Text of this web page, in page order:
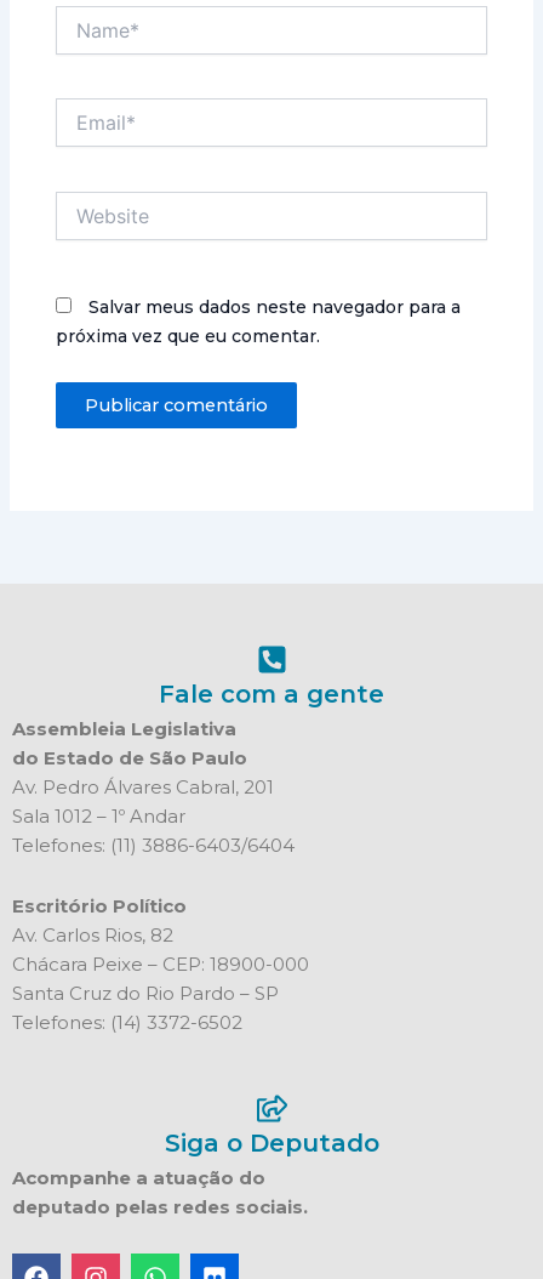
Salvar meus dados neste navegador para a
próxima vez que eu comentar.
Fale com a gente
Assembleia Legislativa
do Estado de São Paulo
Av. Pedro Álvares Cabral, 201
Sala 1012 – 1º Andar
Telefones: (11) 3886-6403/6404
Escritório Político
Av. Carlos Rios, 82
Chácara Peixe – CEP: 18900-000
Santa Cruz do Rio Pardo – SP
Telefones: (14) 3372-6502
Siga o Deputado
Acompanhe a atuação do
deputado pelas redes sociais.
F
I
W
F